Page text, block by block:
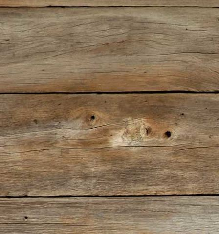
IMG_0480(2)
IMG_0490(2)
IMG_0508(2)
IMG_0516(2)